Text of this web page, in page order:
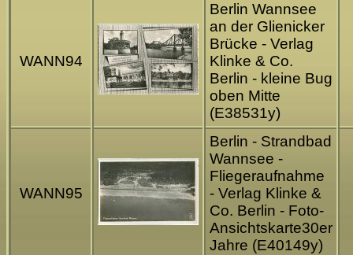
WANN94
Berlin Wannsee
an der Glienicker
Brücke - Verlag
Klinke & Co.
Berlin - kleine Bug
oben Mitte
(E38531y)
WANN95
Berlin - Strandbad
Wannsee -
Fliegeraufnahme
- Verlag Klinke &
Co. Berlin - Foto-
Ansichtskarte30er
Jahre (E40149y)